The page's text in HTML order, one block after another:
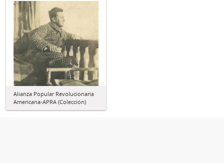
Alianza Popular Revolucionaria
Americana-APRA (Colección)